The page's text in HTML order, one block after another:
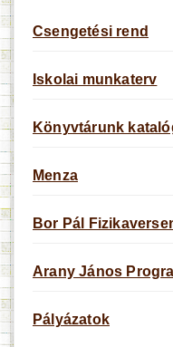
Csengetési rend
Iskolai munkaterv
Könyvtárunk
Menza
Bor Pál
Arany János
Pályázatok